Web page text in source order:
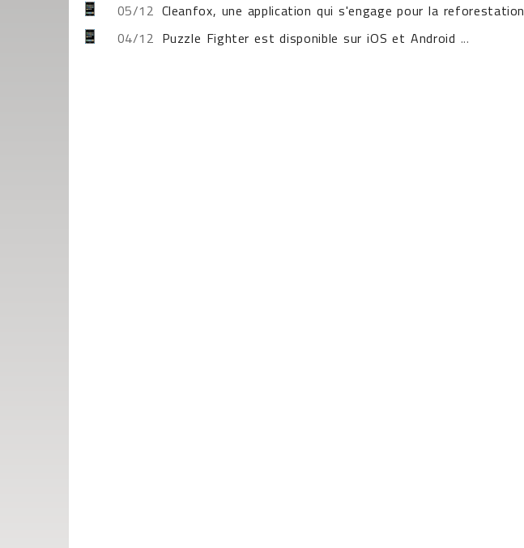
05/12 Cleanfox, une application qui s'engage pour la reforestation
04/12 Puzzle Fighter est disponible sur iOS et Android ...